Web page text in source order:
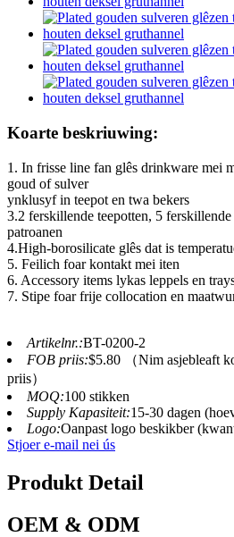
Koarte beskriuwing:
1. In frisse line fan glês drinkware mei
goud of sulver
ynklusyf in teepot en twa bekers
3.2 ferskillende teepotten, 5
patroanen
4.High-borosilicate glês dat is
5. Feilich foar kontakt mei iten
6. Accessory items lykas leppels en
7. Stipe foar frije collocation en
Artikelnr.:BT-0200-2
FOB priis:$5.80 （Nim asjebleaft
priis）
MOQ:100 stikken
Supply Kapasiteit:15-30 dagen
Logo:Oanpast logo beskikber
Stjoer e-mail nei ús
Produkt Detail
OEM & ODM